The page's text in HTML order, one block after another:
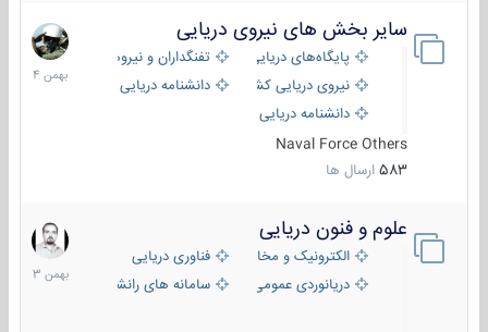
سایر بخش های نیروی دریایی
پایگاه‌های دریایی
تفنگداران و نیروهای ویژه‌ی دریایی
نیروی دریایی کشورهای مختلفدانشنامه دریایی
دانشنامه دریایی کپی
Naval Force Others
583 ارسال ها
22
بهمن
1404
علوم و فنون دریایی
الکترونیک و مخابرات دریاییفناوری دریایی
دریانوردی عمومی
سامانه های رانشی دریایی
6
بهمن
1403